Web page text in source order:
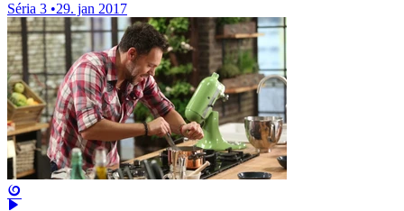
Séria 3 •29. jan 2017